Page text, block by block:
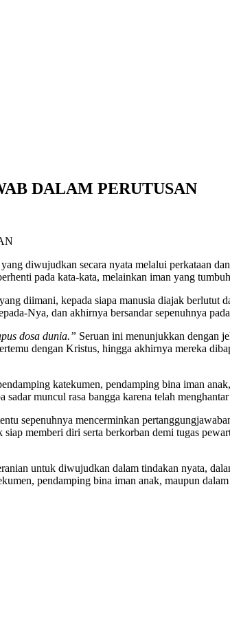
DALAM PERUTUSAN
diwujudkan secara nyata melalui perkataan
pada kata-kata, melainkan iman yang
diimani, kepada siapa manusia diajak berlutut
Nya, dan akhirnya bersandar sepenuhnya
dosa dunia.” Seruan ini menunjukkan dengan
dengan Kristus, hingga akhirnya mereka
katekumen, pendamping bina iman
muncul rasa bangga karena telah
sepenuhnya mencerminkan
memberi diri serta berkorban demi tugas
untuk diwujudkan dalam tindakan nyata,
pendamping bina iman anak, maupun